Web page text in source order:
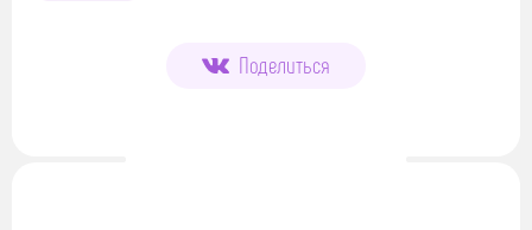
Поделиться